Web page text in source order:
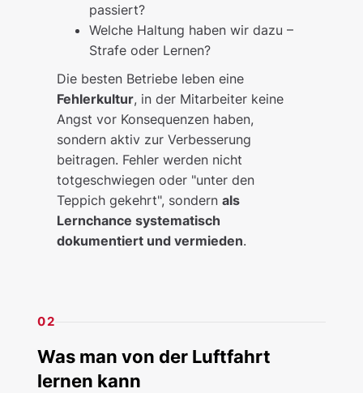
passiert?
Welche Haltung haben wir dazu –
Strafe oder Lernen?
Die besten Betriebe leben eine
Fehlerkultur, in der Mitarbeiter keine
Angst vor Konsequenzen haben,
sondern aktiv zur Verbesserung
beitragen. Fehler werden nicht
totgeschwiegen oder "unter den
Teppich gekehrt", sondernals
Lernchance systematisch
dokumentiert und vermieden.
02
Was man von der Luftfahrt
lernen kann